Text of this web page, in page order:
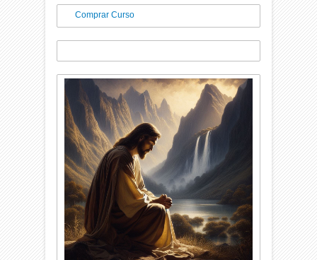
Comprar Curso